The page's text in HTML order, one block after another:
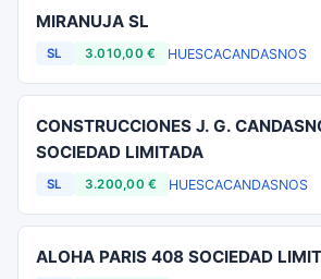
MIRANUJA SL
SL 3.010,00 € HUESCACANDASNOS
CONSTRUCCIONES J. G.
SOCIEDAD LIMITADA
SL 3.200,00 € HUESCACANDASNOS
ALOHA PARIS 408 SOCIEDAD